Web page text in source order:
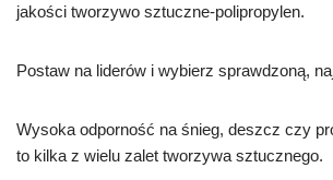
jakości tworzywo sztuczne-polipropylen.
Postaw na liderów i wybierz sprawdzoną,
Wysoka odporność na śnieg, deszcz czy
to kilka z wielu zalet tworzywa sztucznego.